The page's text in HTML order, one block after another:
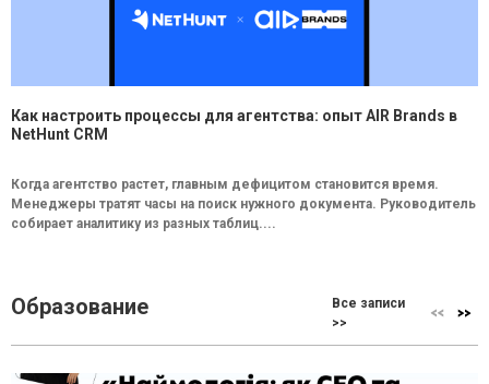
Как настроить процессы для агентства: опыт AIR Brands в
NetHunt CRM
Когда агентство растет, главным дефицитом становится время.
Менеджеры тратят часы на поиск нужного документа. Руководитель
собирает аналитику из разных таблиц....
Образование
Все записи
>>